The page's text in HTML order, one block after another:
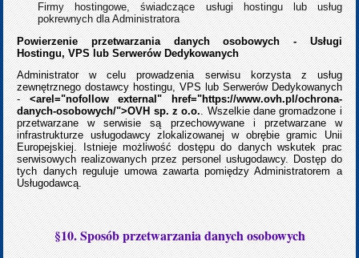
Firmy hostingowe, świadczące usługi hostingu lub usług
pokrewnych dla Administratora
Powierzenie przetwarzania danych osobowych - Usługi
Hostingu, VPS lub Serwerów Dedykowanych
Administrator w celu prowadzenia serwisu korzysta z usług
zewnętrznego dostawcy hostingu, VPS lub Serwerów Dedykowanych
- <arel="nofollow external" href="https://www.ovh.pl/ochrona-
danych-osobowych/">OVH sp. z o.o. . Wszelkie dane gromadzone i
przetwarzane w serwisie są przechowywane i przetwarzane w
infrastrukturze usługodawcy zlokalizowanej w obrębie gramic Unii
Europejskiej. Istnieje możliwość dostępu do danych wskutek prac
serwisowych realizowanych przez personel usługodawcy. Dostęp do
tych danych reguluje umowa zawarta pomiędzy Administratorem a
Usługodawcą.
§10. Sposób przetwarzania danych osobowych